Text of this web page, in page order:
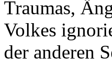
Traumas,
Volkes
der anderen